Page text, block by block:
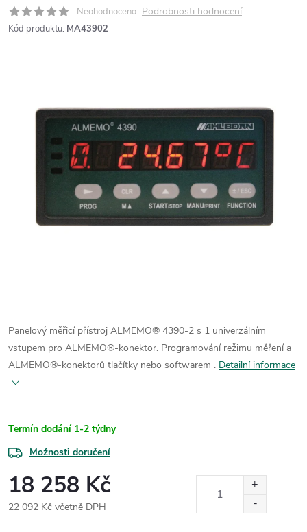
Neohodnoceno Podrobnosti hodnocení
Kód produktu: MA43902
Panelový měřicí přístroj ALMEMO® 4390-2 s 1 univerzálním
vstupem pro ALMEMO®-konektor. Programování režimu měření a
ALMEMO®-konektorů tlačítky nebo softwarem . Detailní informace
Termín dodání 1-2 týdny
Možnosti doručení
18 258 Kč
22 092 Kč včetně DPH